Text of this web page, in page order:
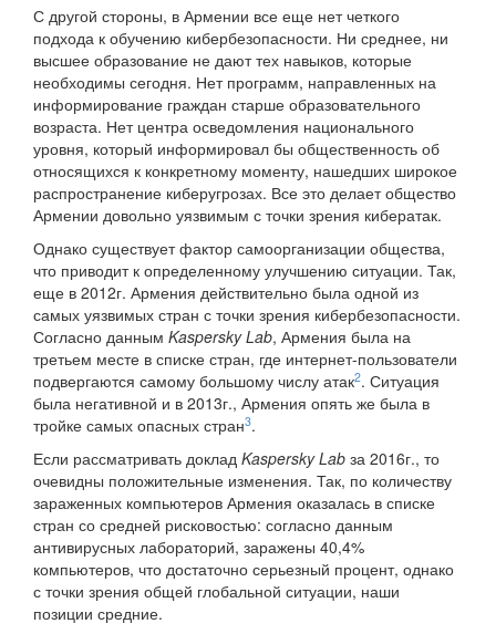
С другой стороны, в Армении все еще нет четкого
подхода к обучению кибербезопасности. Ни среднее, ни
высшее образование не дают тех навыков, которые
необходимы сегодня. Нет программ, направленных на
информирование граждан старше образовательного
возраста. Нет центра осведомления национального
уровня, который информировал бы общественность об
относящихся к конкретному моменту, нашедших широкое
распространение киберугрозах. Все это делает общество
Армении довольно уязвимым с точки зрения кибератак.
Однако существует фактор самоорганизации общества,
что приводит к определенному улучшению ситуации. Так,
еще в 2012г. Армения действительно была одной из
самых уязвимых стран с точки зрения кибербезопасности.
Согласно данным Kaspersky Lab, Армения была на
третьем месте в списке стран, где интернет-пользователи
подвергаются самому большому числу атак2. Ситуация
была негативной и в 2013г., Армения опять же была в
тройке самых опасных стран3.
Если рассматривать доклад Kaspersky Lab за 2016г., то
очевидны положительные изменения. Так, по количеству
зараженных компьютеров Армения оказалась в списке
стран со средней рисковостью: согласно данным
антивирусных лабораторий, заражены 40,4%
компьютеров, что достаточно серьезный процент, однако
с точки зрения общей глобальной ситуации, наши
позиции средние.